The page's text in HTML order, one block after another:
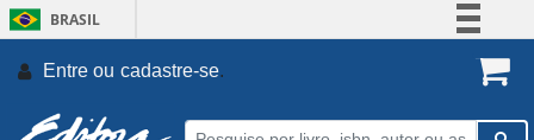
BRASIL
Participe
Entre ou cadastre-se.